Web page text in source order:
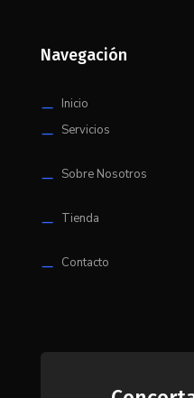
Navegación
K Inicio
K Servicios
K Sobre Nosotros
K Tienda
K Contacto